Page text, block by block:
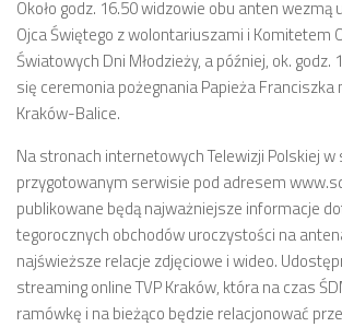
Około godz. 16.50 widzowie obu anten wezmą
Ojca Świętego z wolontariuszami i Komitetem
Światowych Dni Młodzieży, a później, ok. godz.
się ceremonia pożegnania Papieża Franciszka
Kraków-Balice.
Na stronach internetowych Telewizji Polskiej w
przygotowanym serwisie pod adresem
publikowane będą najważniejsze informacje
tegorocznych obchodów uroczystości na
najświeższe relacje zdjęciowe i wideo.
streaming online TVP Kraków, która na czas
ramówkę i na bieżąco będzie relacjonować